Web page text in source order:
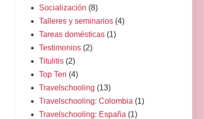
Socialización (8)
Talleres y seminarios (4)
Tareas domésticas (1)
Testimonios (2)
Titulitis (2)
Top Ten (4)
Travelschooling (13)
Travelschooling: Colombia (1)
Travelschooling: España (1)